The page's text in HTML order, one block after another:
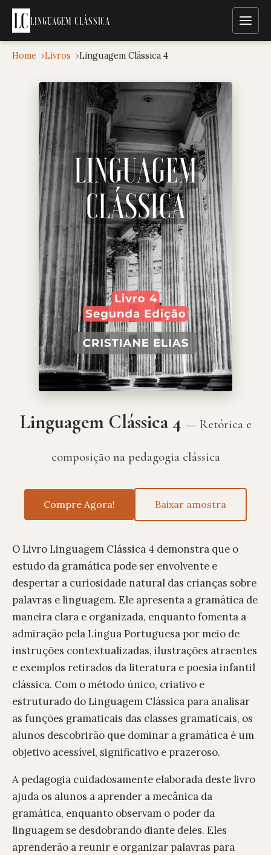
LINGUAGEM CLÁSSICA Menu
Home Livros Linguagem Clássica 4
Linguagem Clássica 4 — Retórica e
composição na pedagogia clássica
Compre Agora! Baixar amostra
O Livro Linguagem Clássica 4 demonstra que o
estudo da gramática pode ser envolvente e
despertar a curiosidade natural das crianças sobre
palavras e linguagem. Ele apresenta a gramática de
maneira clara e organizada, enquanto fomenta a
admiração pela Língua Portuguesa por meio de
instruções contextualizadas, ilustrações atraentes
e exemplos retirados da literatura e poesia infantil
clássica. Com o método único, criativo e
estruturado do Linguagem Clássica para analisar
as funções gramaticais das classes gramaticais, os
alunos descobrirão que dominar a gramática é um
objetivo acessível, significativo e prazeroso.
A pedagogia cuidadosamente elaborada deste livro
ajuda os alunos a aprender a mecânica da
gramática, enquanto observam o poder da
linguagem se desdobrando diante deles. Eles
aprenderão a reunir e organizar palavras para